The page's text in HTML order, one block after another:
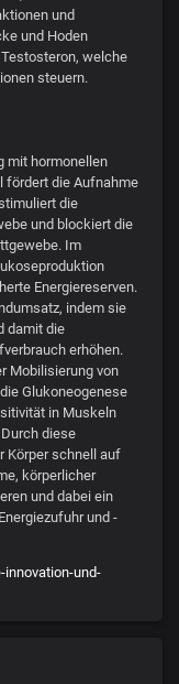
und
und Hoden
welche
steuern.
mit hormonellen
fördert die Aufnahme
die
und blockiert die
Im
Energiereserven.
indem sie
damit die
erhöhen.
Mobilisierung von
Glukoneogenese
in Muskeln
diese
Körper schnell auf
körperlicher
und dabei ein
und -
und-